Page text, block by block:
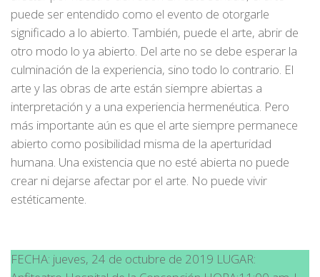
puede ser entendido como el evento de otorgarle
significado a lo abierto. También, puede el arte, abrir de
otro modo lo ya abierto. Del arte no se debe esperar la
culminación de la experiencia, sino todo lo contrario. El
arte y las obras de arte están siempre abiertas a
interpretación y a una experiencia hermenéutica. Pero
más importante aún es que el arte siempre permanece
abierto como posibilidad misma de la aperturidad
humana. Una existencia que no esté abierta no puede
crear ni dejarse afectar por el arte. No puede vivir
estéticamente.
FECHA: jueves, 24 de octubre de 2019 LUGAR: